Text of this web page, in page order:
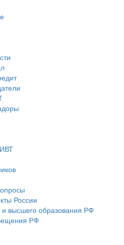
России
и высшего образования РФ
РФ